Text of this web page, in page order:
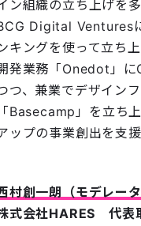
ン組織の立ち上げを
Digital Ventures
キングを使って立ち
発業務「Onedot」に
つ、兼業でデザイン
「Basecamp」を立ち
ップの事業創出を支援
村創一朗（モデレータ
式会社HARES 代表